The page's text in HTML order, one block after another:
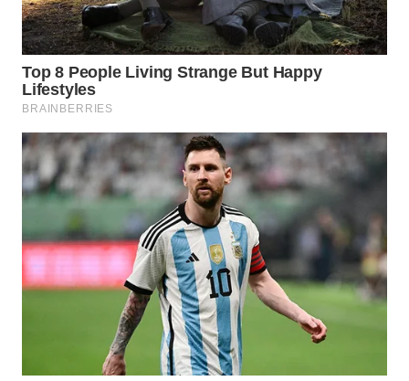
WN
CIANJUR
WN
SERIBU
WN
TANGERANG
WN
BINJAI